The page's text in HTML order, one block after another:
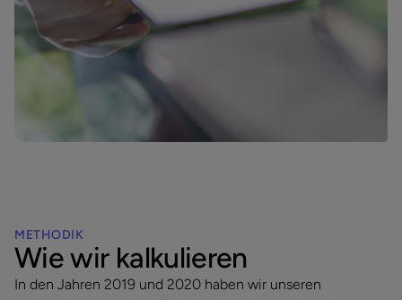
METHODIK
Wie wir kalkulieren
In den Jahren 2019 und 2020 haben wir unseren